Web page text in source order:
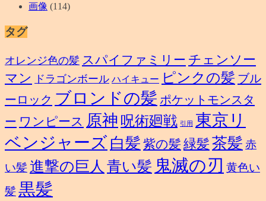
画像 (114)
タグ
オレンジ色の髪 スパイファミリー チェンソー
マン
ドラゴンボール ハイキュー ピンクの髪 ブル
ーロック ブロンドの髪 ポケットモンスタ
ー ワンピース 原神 呪術廻戦 引用
東京リ
ベンジャーズ 白髪 紫の髪 緑髪 茶髪 赤
い髪進撃の巨人 青い髪 鬼滅の刃 黄色い
髪黒髪